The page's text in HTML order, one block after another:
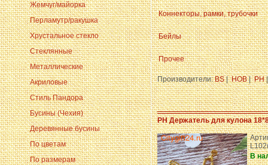
Жемчуг/майорка
Перламутр/ракушка
Хрустальное стекло
Стеклянные
Металлические
Акриловые
Стиль Пандора
Бусины (Чехия)
Деревянные бусины
По цветам
По размерам
Коннекторы, рамки, трубочки
Бейлы
Прочее
Производители:BS| HOB| PH
PH Держатель для кулона
В